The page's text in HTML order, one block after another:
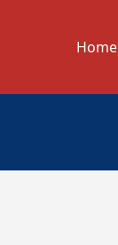
Home